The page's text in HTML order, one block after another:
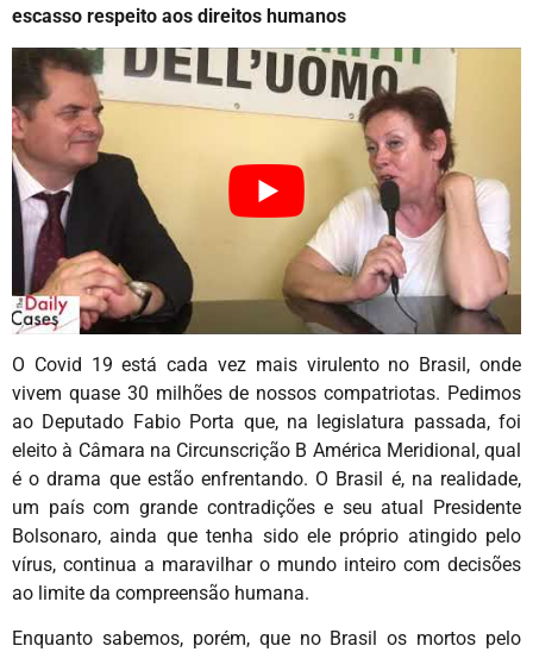
escasso respeito aos direitos humanos
O Covid 19 está cada vez mais virulento no Brasil, onde
vivem quase 30 milhões de nossos compatriotas. Pedimos
ao Deputado Fabio Porta que, na legislatura passada, foi
eleito à Câmara na Circunscrição B América Meridional, qual
é o drama que estão enfrentando. O Brasil é, na realidade,
um país com grande contradições e seu atual Presidente
Bolsonaro, ainda que tenha sido ele próprio atingido pelo
vírus, continua a maravilhar o mundo inteiro com decisões
ao limite da compreensão humana.
Enquanto sabemos, porém, que no Brasil os mortos pelo